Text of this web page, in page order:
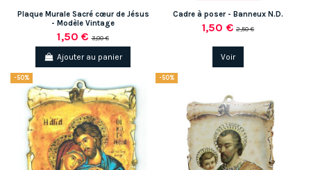
Plaque Murale Sacré cœur de Jésus
- Modèle Vintage
1,50 €3,00 €
Ajouter au panier
Cadre à poser - Banneux N.D.
1,50 €2,50 €
Voir
-50% -50%